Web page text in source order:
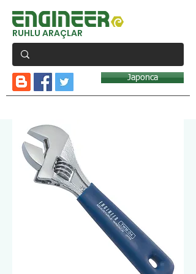
RUHLU ARAÇLAR
Japonca